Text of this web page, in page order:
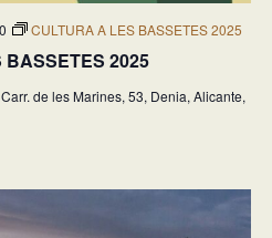
2025
CULTURA A LES BASSETES 2025
Carr. de les Marines, 53, Denia, Alicante,